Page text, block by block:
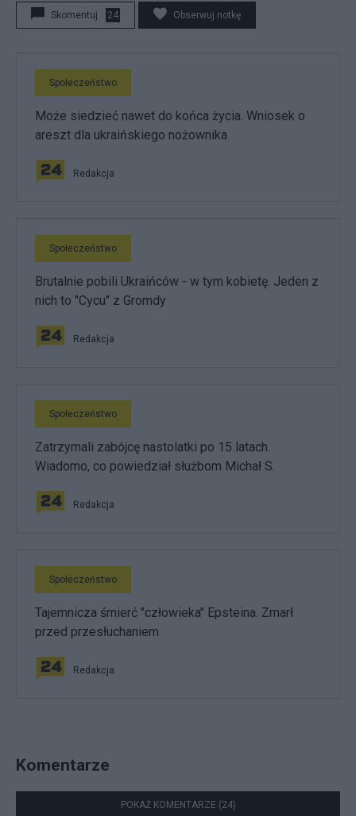
Skomentuj 24 Obserwuj notkę
Społeczeństwo
Może siedzieć nawet do końca życia. Wniosek o
areszt dla ukraińskiego nożownika
Redakcja
Społeczeństwo
Brutalnie pobili Ukraińców - w tym kobietę. Jeden z
nich to "Cycu" z Gromdy
Redakcja
Społeczeństwo
Zatrzymali zabójcę nastolatki po 15 latach.
Wiadomo, co powiedział służbom Michał S.
Redakcja
Społeczeństwo
Tajemnicza śmierć "człowieka" Epsteina. Zmarł
przed przesłuchaniem
Redakcja
Komentarze
POKAŻ KOMENTARZE (24)